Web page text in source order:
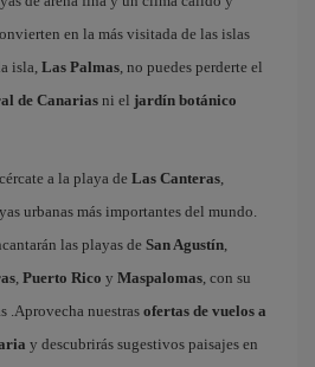
en la más visitada de las islas
isla, Las Palmas, no puedes perderte el
de Canariasni el jardín botánico
a la playa de Las Canteras,
urbanas más importantes del mundo.
las playas de San Agustín,
, Puerto Rico y Maspalomas, con su
.Aprovecha nuestras ofertas de vuelos a
y descubrirás sugestivos paisajes en